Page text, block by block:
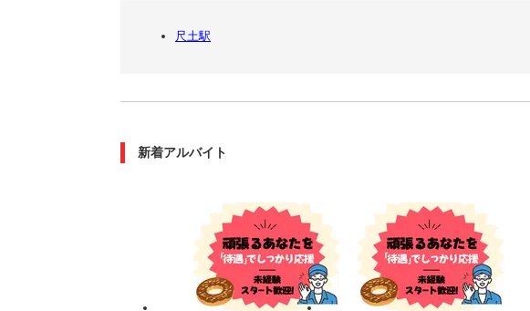
尺土駅
新着アルバイト